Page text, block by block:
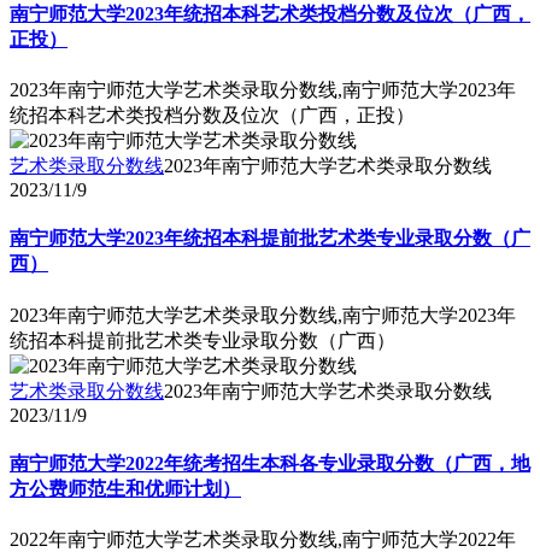
南宁师范大学2023年统招本科艺术类投档分数及位次（广西，
正投）
2023年南宁师范大学艺术类录取分数线,南宁师范大学2023年
统招本科艺术类投档分数及位次（广西，正投）
艺术类录取分数线2023年南宁师范大学艺术类录取分数线
2023/11/9
南宁师范大学2023年统招本科提前批艺术类专业录取分数（广
西）
2023年南宁师范大学艺术类录取分数线,南宁师范大学2023年
统招本科提前批艺术类专业录取分数（广西）
艺术类录取分数线2023年南宁师范大学艺术类录取分数线
2023/11/9
南宁师范大学2022年统考招生本科各专业录取分数（广西，地
方公费师范生和优师计划）
2022年南宁师范大学艺术类录取分数线,南宁师范大学2022年